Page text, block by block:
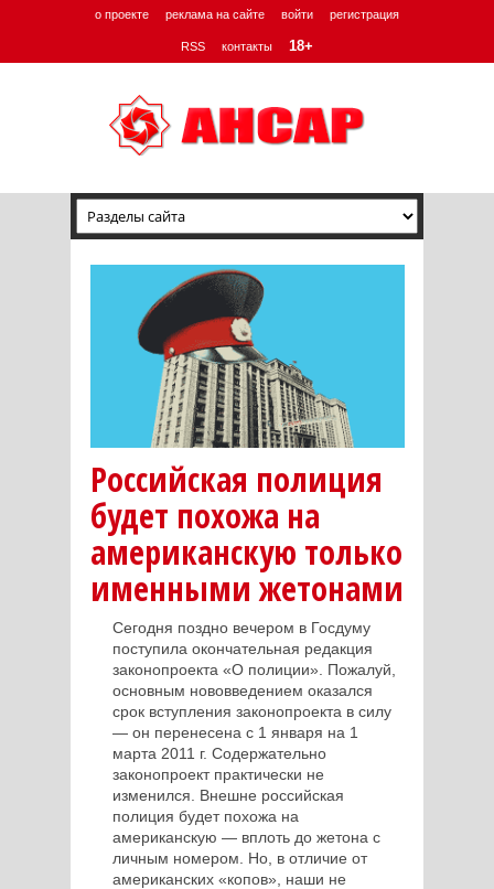
о проекте реклама на сайте войти регистрация
RSS контакты 18+
Российская полиция
будет похожа на
американскую только
именными жетонами
Сегодня поздно вечером в Госдуму
поступила окончательная редакция
законопроекта «О полиции». Пожалуй,
основным нововведением оказался
срок вступления законопроекта в силу
― он перенесена с 1 января на 1
марта 2011 г. Содержательно
законопроект практически не
изменился. Внешне российская
полиция будет похожа на
американскую ― вплоть до жетона с
личным номером. Но, в отличие от
американских «копов», наши не